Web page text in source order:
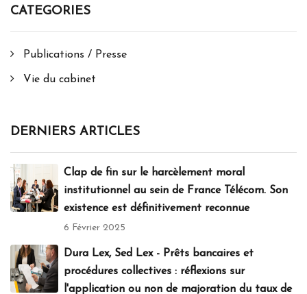
CATEGORIES
Publications / Presse
Vie du cabinet
DERNIERS ARTICLES
Clap de fin sur le harcèlement moral
institutionnel au sein de France Télécom. Son
existence est définitivement reconnue
6 Février 2025
Dura Lex, Sed Lex - Prêts bancaires et
procédures collectives : réflexions sur
l'application ou non de majoration du taux de